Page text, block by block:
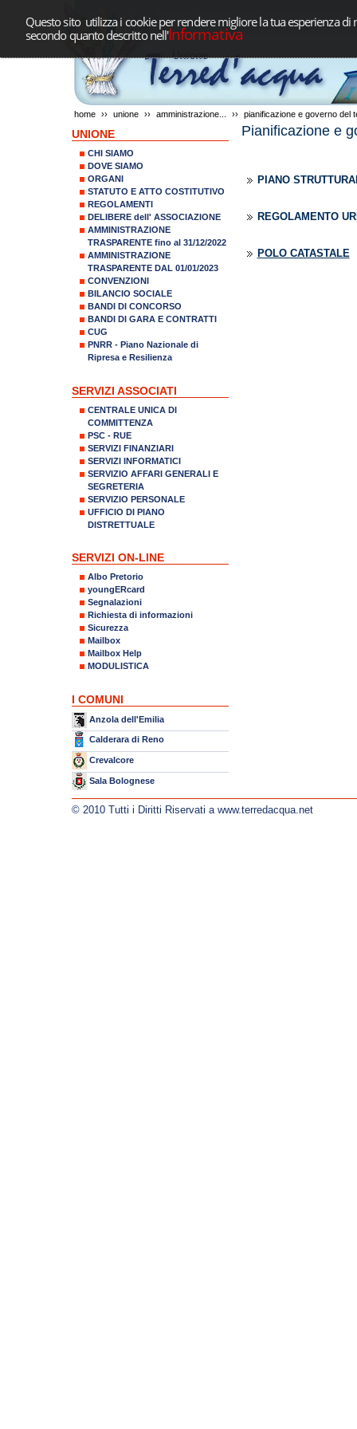
Questo sito utilizza i cookie per rendere migliore la tua esperienza
secondo quanto descritto nell'Informativa
home ›› unione ›› amministrazione... ›› pianificazione e governo del
UNIONE
CHI SIAMO
DOVE SIAMO
ORGANI
STATUTO E ATTO COSTITUTIVO
REGOLAMENTI
DELIBERE dell' ASSOCIAZIONE
AMMINISTRAZIONE
TRASPARENTE fino al 31/12/2022
AMMINISTRAZIONE
TRASPARENTE DAL 01/01/2023
CONVENZIONI
BILANCIO SOCIALE
BANDI DI CONCORSO
BANDI DI GARA E CONTRATTI
CUG
PNRR - Piano Nazionale di
Ripresa e Resilienza
SERVIZI ASSOCIATI
CENTRALE UNICA DI
COMMITTENZA
PSC - RUE
SERVIZI FINANZIARI
SERVIZI INFORMATICI
SERVIZIO AFFARI GENERALI E
SEGRETERIA
SERVIZIO PERSONALE
UFFICIO DI PIANO
DISTRETTUALE
SERVIZI ON-LINE
Albo Pretorio
youngERcard
Segnalazioni
Richiesta di informazioni
Sicurezza
Mailbox
Mailbox Help
MODULISTICA
I COMUNI
Anzola dell'Emilia
Calderara di Reno
Crevalcore
Sala Bolognese
Pianificazione e
PIANO
REGOLAMENTO
POLO CATASTALE
© 2010 Tutti i Diritti Riservati a www.terredacqua.net